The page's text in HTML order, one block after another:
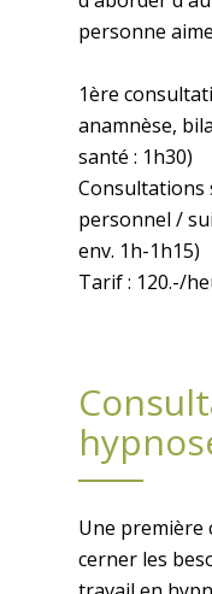
personne
1ère
anamnèse,
santé : 1h30)
Consultations
personnel /
env. 1h-1h15)
Tarif : 120.-/
Une première
cerner les